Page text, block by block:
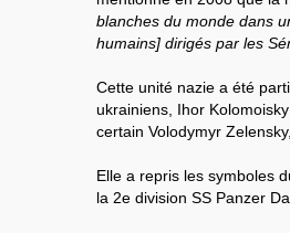
blanches du monde dans
humains] dirigés par les
Cette unité nazie a été
ukrainiens, Ihor Kolomoisky
certain Volodymyr
Elle a repris les symboles
la 2e division SS Panzer